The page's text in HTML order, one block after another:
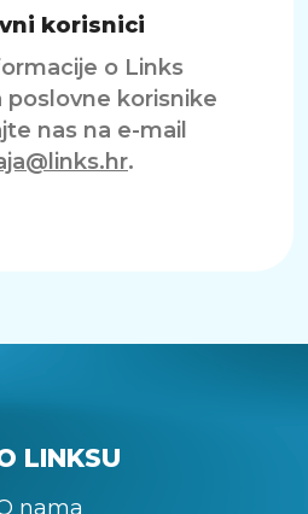
korisnici
o Links
poslovne korisnike
nas na e-mail
.
LINKSU
nama